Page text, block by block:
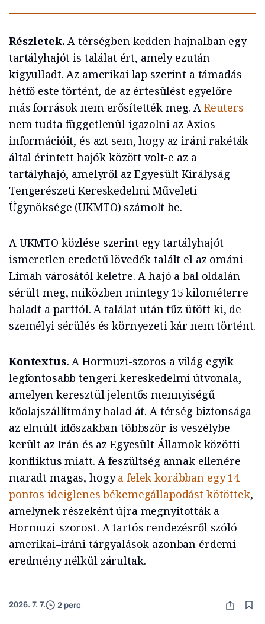
Részletek. A térségben kedden hajnalban egy
tartályhajót is találat ért, amely ezután
kigyulladt. Az amerikai lap szerint a támadás
hétfő este történt, de az értesülést egyelőre
más források nem erősítették meg. A Reuters
nem tudta függetlenül igazolni az Axios
információit, és azt sem, hogy az iráni rakéták
által érintett hajók között volt-e az a
tartályhajó, amelyről az Egyesült Királyság
Tengerészeti Kereskedelmi Műveleti
Ügynöksége (UKMTO) számolt be.
A UKMTO közlése szerint egy tartályhajót
ismeretlen eredetű lövedék talált el az ománi
Limah városától keletre. A hajó a bal oldalán
sérült meg, miközben mintegy 15 kilométerre
haladt a parttól. A találat után tűz ütött ki, de
személyi sérülés és környezeti kár nem történt.
Kontextus.A Hormuzi-szoros a világ egyik
legfontosabb tengeri kereskedelmi útvonala,
amelyen keresztül jelentős mennyiségű
kőolajszállítmány halad át. A térség biztonsága
az elmúlt időszakban többször is veszélybe
került az Irán és az Egyesült Államok közötti
konfliktus miatt. A feszültség annak ellenére
maradt magas, hogya felek korábban egy 14
pontos ideiglenes békemegállapodást kötöttek,
amelynek részeként újra megnyitották a
Hormuzi-szorost. A tartós rendezésről szóló
amerikai–iráni tárgyalások azonban érdemi
eredmény nélkül zárultak.
2026. 7. 7. 2 perc